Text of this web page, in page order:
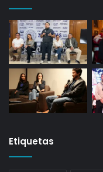
Etiquetas